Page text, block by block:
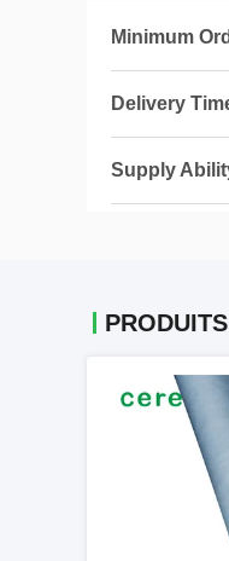
Minimum
Delivery
Supply